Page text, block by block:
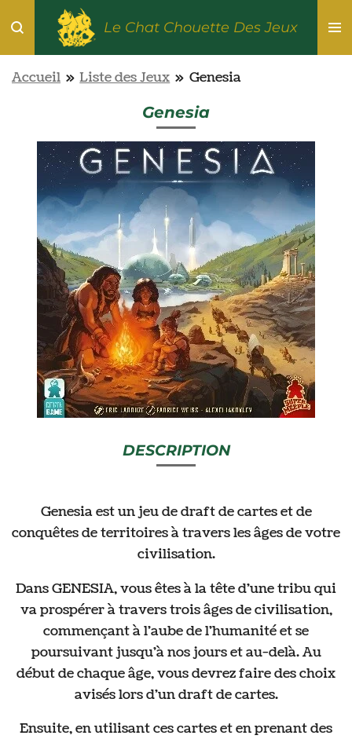
Passer
contenu
principal
Le Chat Chouette Des Jeux
Accueil » Liste des Jeux » Genesia
Genesia
DESCRIPTION
Genesia est un jeu de draft de cartes et de
conquêtes de territoires à travers les âges de votre
civilisation.
Dans GENESIA, vous êtes à la tête d'une tribu qui
va prospérer à travers trois âges de civilisation,
commençant à l'aube de l'humanité et se
poursuivant jusqu'à nos jours et au-delà. Au
début de chaque âge, vous devrez faire des choix
avisés lors d'un draft de cartes.
Ensuite, en utilisant ces cartes et en prenant des